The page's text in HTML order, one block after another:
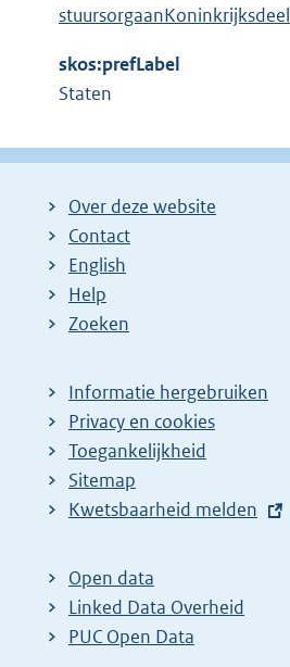
:
n
k
stuursorgaanKoninkrijksdeel
skos:prefLabel
Staten
Over deze website
Contact
English
Help
Zoeken
Informatie hergebruiken
Privacy en cookies
Toegankelijkheid
Sitemap
E
t
e
r
Kwetsbaarheid melden
Open data
Linked Data Overheid
PUC Open Data